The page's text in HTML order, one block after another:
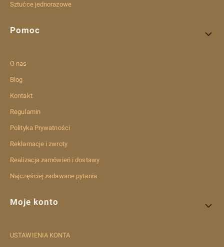
Sztućce jednorazowe
Pomoc
O nas
Blog
Kontakt
Regulamin
Polityka Prywatności
Reklamacje i zwroty
Realizacja zamówień i dostawy
Najczęściej zadawane pytania
Moje konto
USTAWIENIA KONTA